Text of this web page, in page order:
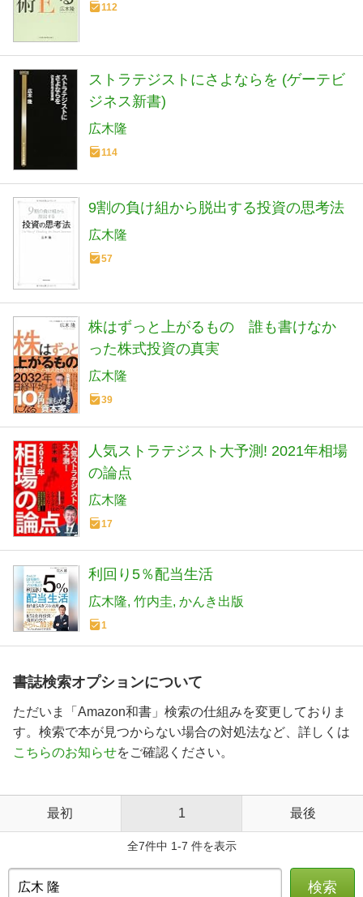
112
ストラテジストにさよならを (ゲーテビ
ジネス新書)
広木隆
114
9割の負け組から脱出する投資の思考法
広木隆
57
株はずっと上がるもの 誰も書けなか
った株式投資の真実
広木隆
39
人気ストラテジスト大予測! 2021年相場
の論点
広木隆
17
利回り5％配当生活
広木隆 竹内圭 かんき出版
1
書誌検索オプションについて
ただいま「Amazon和書」検索の仕組みを変更しておりま
す。検索で本が見つからない場合の対処法など、詳しくは
こちらのお知らせをご確認ください。
最初 1 最後
全7件中 1-7 件を表示
検索